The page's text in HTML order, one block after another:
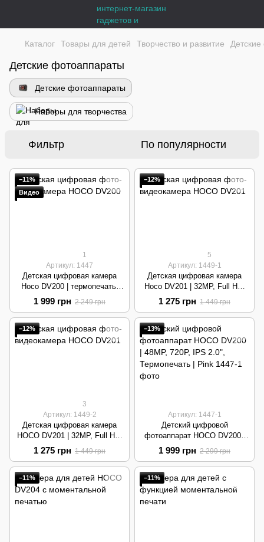
Каталог Товары для детей Творчество и развитие
Детские фотоаппараты
Детские фотоаппараты
Наборы для творчества
Фильтр По популярности
−11%
Видео
1
Артикул: 1447
Детская цифровая камера
Hoco DV200 | термопечать,
48MP, 720P | Yellow
1 999 грн 2 249 грн
−12%
5
Артикул: 1449-1
Детская цифровая камера
Hoco DV201 | 32MP, Full HD,
2.4", Type-C | Violet-Pink
1 275 грн 1 449 грн
−12%
3
Артикул: 1449-2
Детская цифровая камера
HOCO DV201 | 32MP, Full HD,
2.4", Type-C | Blue
1 275 грн 1 449 грн
−13%
Артикул: 1447-1
Детский цифровой
фотоаппарат HOCO DV200 |
48MP, 720P, IPS 2.0",
Термопечать | Pink
1 999 грн 2 299 грн
−11% −11%